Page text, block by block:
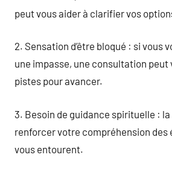
peut vous aider à clarifier vos
2. Sensation d’être bloqué : si vous
une impasse, une consultation peut
pistes pour avancer.
3. Besoin de guidance spirituelle :
renforcer votre compréhension des
vous entourent.